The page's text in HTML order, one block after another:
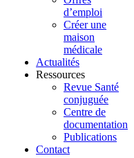
d’emploi
Créer une
maison
médicale
Actualités
Ressources
Revue Santé
conjuguée
Centre de
documentation
Publications
Contact